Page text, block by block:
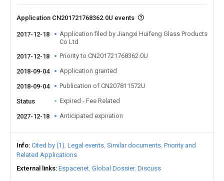
Application CN201721768362.0U events
2017-12-18
Application filed by Jiangxi Huifeng Glass Products
Co Ltd
2017-12-18
Priority to CN201721768362.0U
2018-09-04 Application granted
2018-09-04 Publication of CN207811572U
Status Expired - Fee Related
2027-12-18 Anticipated expiration
Info Cited by (1) Legal events Similar documents Priority and
Related Applications
External links Espacenet Global Dossier Discuss